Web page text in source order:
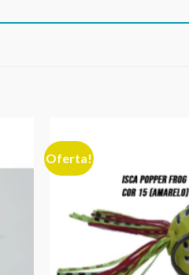
Oferta!